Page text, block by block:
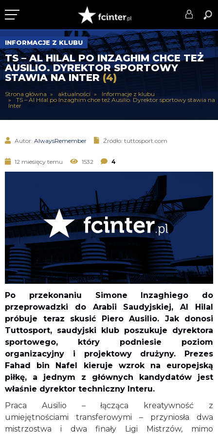
KLUB
DRUŻYNA
SERIE A
PUCHARY
SERWIS
INFORMACJE Z KLUBU
TS – AL HILAL PO INZAGHIM CHCE TEŻ
AUSILIO. DYREKTOR SPORTOWY
STAWIA NA INTER (4)
Strona główna aktualności
Informacje z klubu
TS – Al Hilal po Inzaghim chce też Ausilio. Dyrektor sportowy stawia na
Inter
Autor: AlwaysRemember Źródło: tuttosport.com
12 miesięcy temu 1532 4
Po przekonaniu Simone Inzaghiego do
przeprowadzki do Arabii Saudyjskiej, Al Hilal
próbuje teraz skusić Piero Ausilio. Jak donosi
Tuttosport, saudyjski klub poszukuje dyrektora
sportowego, który podniesie poziom
organizacyjny i projektowy drużyny. Prezes
Fahad bin Nafel kieruje wzrok na europejską
piłkę, a jednym z głównych kandydatów jest
właśnie dyrektor techniczny Interu.
Praca Ausilio – łącząca kreatywność z
umiejętnościami transferowymi – przyniosła dwa
mistrzostwa i dwa finały Ligi Mistrzów, mimo